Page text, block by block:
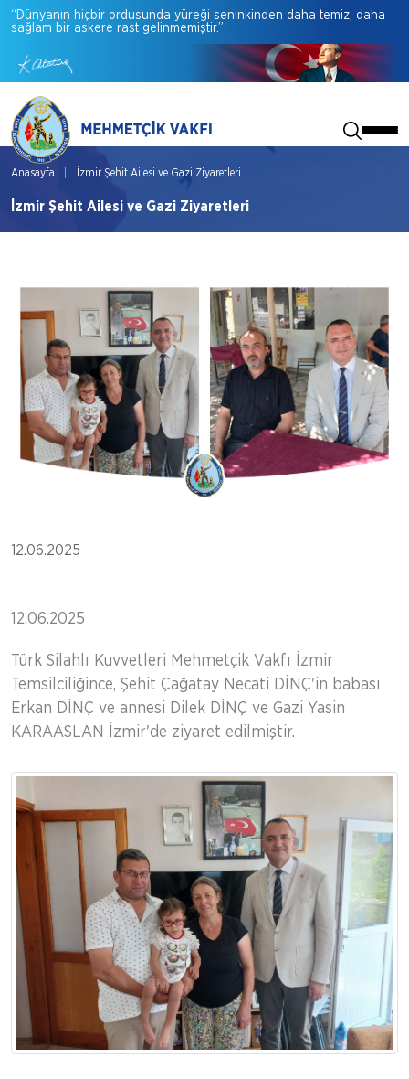
“Dünyanın hiçbir ordusunda yüreği seninkinden daha temiz, daha
sağlam bir askere rast gelinmemiştir.”
Anasayfa İzmir Şehit Ailesi ve Gazi Ziyaretleri
İzmir Şehit Ailesi ve Gazi Ziyaretleri
12.06.2025
12.06.2025
Türk Silahlı Kuvvetleri Mehmetçik Vakfı İzmir
Temsilciliğince, Şehit Çağatay Necati DİNÇ'in babası
Erkan DİNÇ ve annesi Dilek DİNÇ ve Gazi Yasin
KARAASLAN İzmir'de ziyaret edilmiştir.